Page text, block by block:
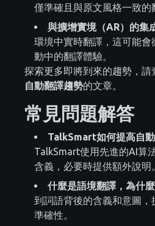
僅準確且與原文風格一致的
與擴增實境（AR）的集
環境中實時翻譯，這可能
動中的翻譯體驗。
探索更多即將到來的趨勢，請
自動翻譯趨勢的文章。
常見問題解答
TalkSmart如何提高自
TalkSmart使用先進的AI算
含義，必要時提供額外說明。
什麼是語境翻譯，為什
到詞語背後的含義和意圖
準確性。